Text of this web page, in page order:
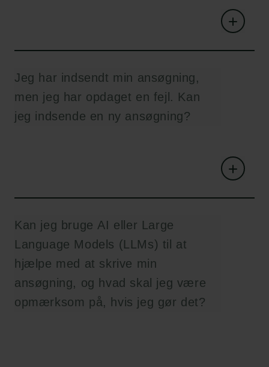
Jeg har indsendt min ansøgning,
men jeg har opdaget en fejl. Kan
jeg indsende en ny ansøgning?
Kan jeg bruge AI eller Large
Language Models (LLMs) til at
hjælpe med at skrive min
ansøgning, og hvad skal jeg være
opmærksom på, hvis jeg gør det?